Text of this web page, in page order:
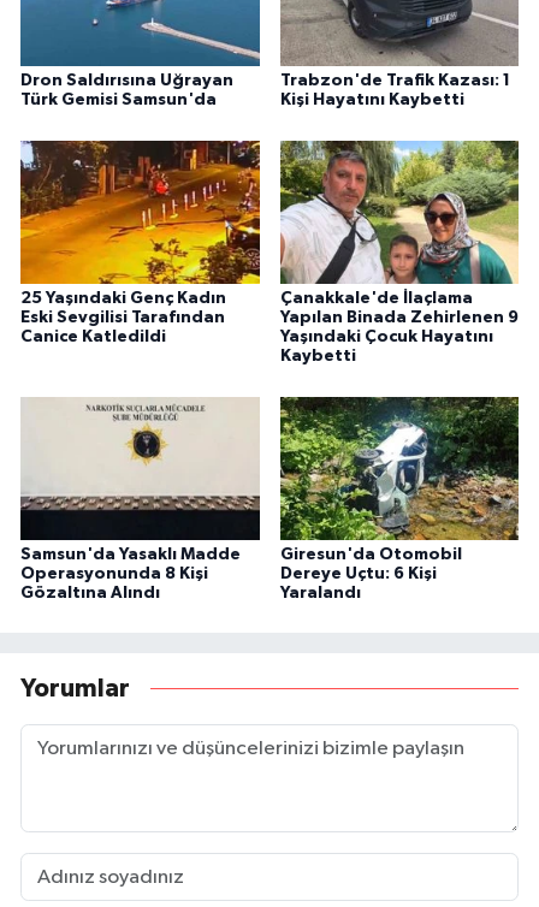
Dron Saldırısına Uğrayan
Türk Gemisi Samsun'da
Trabzon'de Trafik Kazası: 1
Kişi Hayatını Kaybetti
25 Yaşındaki Genç Kadın
Eski Sevgilisi Tarafından
Canice Katledildi
Çanakkale'de İlaçlama
Yapılan Binada Zehirlenen 9
Yaşındaki Çocuk Hayatını
Kaybetti
Samsun'da Yasaklı Madde
Operasyonunda 8 Kişi
Gözaltına Alındı
Giresun'da Otomobil
Dereye Uçtu: 6 Kişi
Yaralandı
Yorumlar